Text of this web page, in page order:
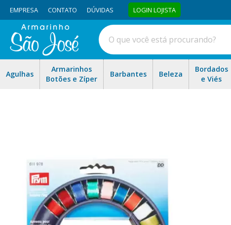
EMPRESA CONTATO DÚVIDAS LOGIN LOJISTA
Agulhas
Armarinhos
Botões e Zíper
Barbantes Beleza
Bordados
e Viés